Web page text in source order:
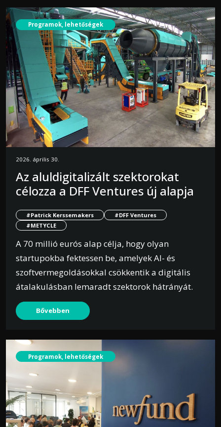
Programok, lehetőségek
2026. április 30.
Az aluldigitalizált szektorokat
célozza a DFF Ventures új alapja
#Patrick Kerssemakers
#DFF Ventures
#METYCLE
A 70 millió eurós alap célja, hogy olyan
startupokba fektessen be, amelyek AI- és
szoftvermegoldásokkal csökkentik a digitális
átalakulásban lemaradt szektorok hátrányát.
Bővebben
Programok, lehetőségek